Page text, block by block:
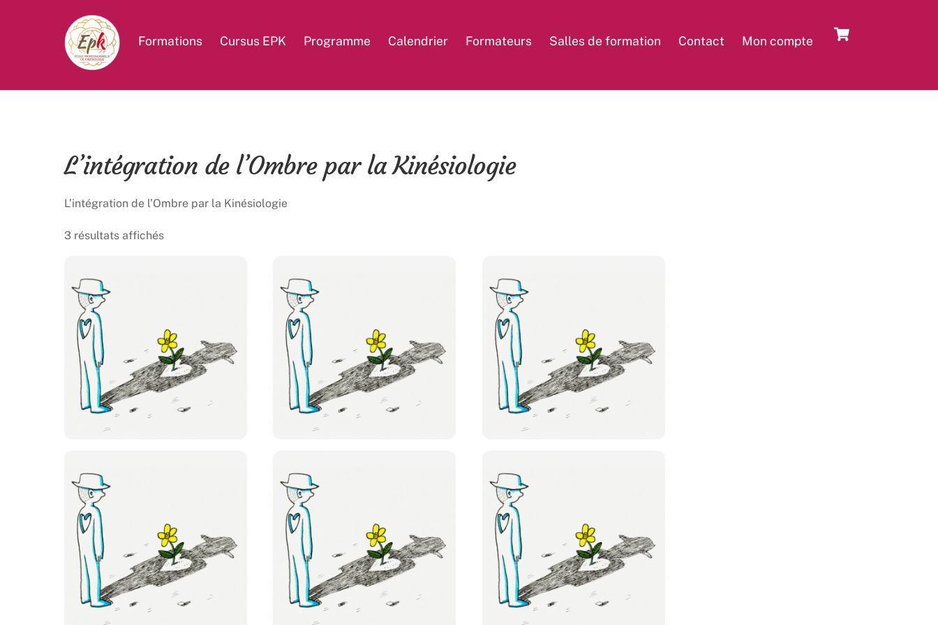
Formations Cursus EPK Programme Calendrier Formateurs Salles de formation Contact Mon compte
L’intégration de l’Ombre par la Kinésiologie
L’intégration de l’Ombre par la Kinésiologie
3 résultats affichés